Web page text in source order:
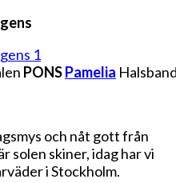
PONSPamelia
och nåt gott från
solen skiner, idag har vi
i Stockholm.